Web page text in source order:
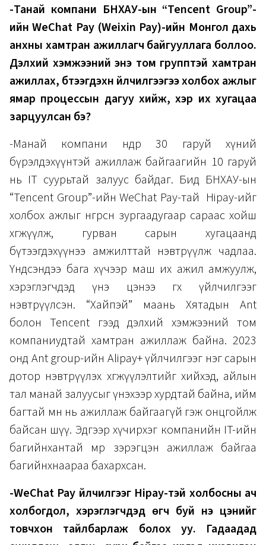
-Танай компани БНХАУ-ын “Tencent Group”-
ийн WeChat Pay (Weixin Pay)-ийн Монгол дахь
анхны хамтран ажиллагч байгууллага боллоо.
Дэлхий хэмжээний энэ том групптэй хамтран
ажиллах, бүтээгдэхүүн үйлчилгээгээ холбох ажлыг
ямар процессын дагуу хийж, хэр их хугацаа
зарцуулсан бэ?
-Манай компани өнөөдөр 30 гаруй хүний
бүрэлдэхүүнтэй ажиллаж байгаагийн 10 гаруй
нь IT суурьтай залуус байдаг. Бид БНХАУ-ын
“Tencent Group”-ийн WeChat Pay-тай Hipay-ийг
холбох ажлыг өнгөрсөн зургаадугаар сараас хойш
хөгжүүлж, гурван сарын хугацаанд
бүтээгдэхүүнээ амжилттай нэвтрүүлж чадлаа.
Үндсэндээ бага хүчээр маш их ажил амжуулж,
хэрэглэгчдэд үнэ цэнээ өгөх үйлчилгээг
нэвтрүүлсэн. “Хайпэй” маань Хятадын Ant
болон Tencent гээд дэлхий хэмжээний том
компаниудтай хамтран ажиллаж байна. 2023
онд Ant group-ийн Alipay+ үйлчилгээг нэг сарын
дотор нэвтрүүлэх хөгжүүлэлтийг хийхэд, айлын
тал манай залуусыг үнэхээр хурдтай байна, ийм
багтай өмнө нь ажиллаж байгаагүй гэж онцгойлж
байсан шүү. Эдгээр хүчирхэг компанийн IT-ийн
багийнхантай мөр зэрэгцэн ажиллаж байгаа
багийнхнаараа бахархсан.
-WeChat Pay үйлчилгээг Hipay-тэй холбосны ач
холбогдол, хэрэглэгчдэд өгч буй үнэ цэнийг
товчхон тайлбарлаж болох уу. Гадаадад